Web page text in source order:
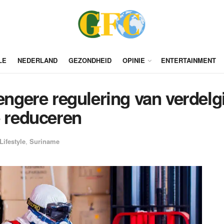
NEDERLAND GEZONDHEID OPINIE ENTERTAINMENT
regulering van
Lifestyle, Suriname